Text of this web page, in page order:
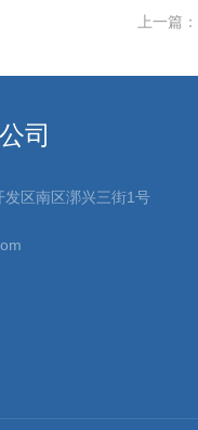
上一篇：
司
区南区漷兴三街1号